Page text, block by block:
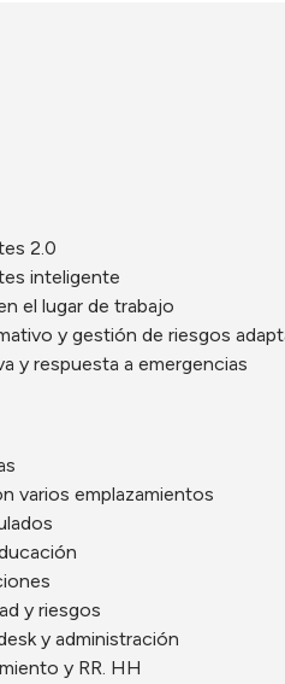
2.0
inteligente
el lugar de trabajo
y gestión de riesgos
y respuesta a emergencias
varios emplazamientos
y riesgos
y administración
y RR. HH